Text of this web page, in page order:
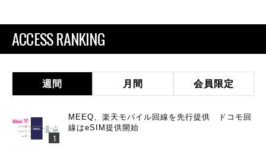
ACCESS RANKING
週間 月間 会員限定
MEEQ、楽天モバイル回線を先行提供 ドコモ回
線はeSIM提供開始